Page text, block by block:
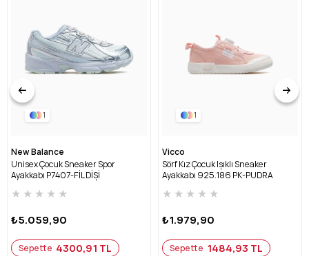
1
New Balance
Unisex Çocuk Sneaker Spor
Ayakkabı P7407-FİL DİŞİ
★ ★ ★ ★ ★
₺5.059,90
Sepette 4300,91 TL
1
Vicco
Sörf Kız Çocuk Işıklı Sneaker
Ayakkabı 925.186 PK-PUDRA
★ ★ ★ ★ ★
₺1.979,90
Sepette 1484,93 TL